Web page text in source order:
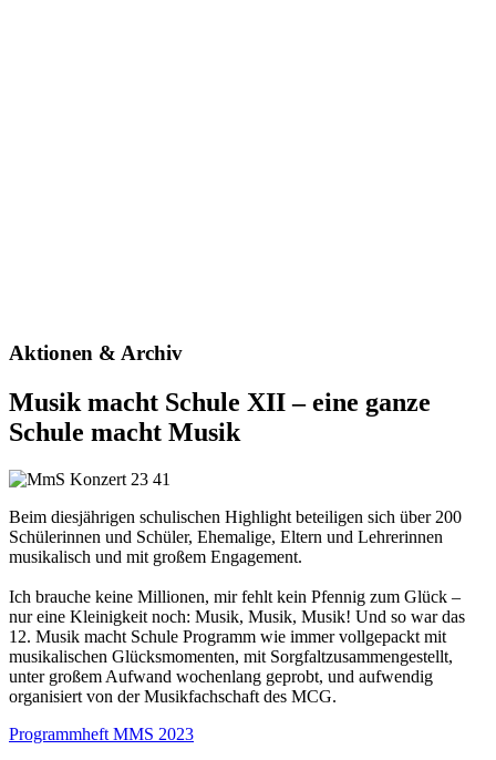
Aktionen & Archiv
Musik macht Schule XII – eine ganze
Schule macht Musik
Beim diesjährigen schulischen Highlight beteiligen sich über 200
Schülerinnen und Schüler, Ehemalige, Eltern und Lehrerinnen
musikalisch und mit großem Engagement.
Ich brauche keine Millionen, mir fehlt kein Pfennig zum Glück –
nur eine Kleinigkeit noch: Musik, Musik, Musik! Und so war das
12. Musik macht Schule Programm wie immer vollgepackt mit
musikalischen Glücksmomenten, mit Sorgfaltzusammengestellt,
unter großem Aufwand wochenlang geprobt, und aufwendig
organisiert von der Musikfachschaft des MCG.
Programmheft MMS 2023